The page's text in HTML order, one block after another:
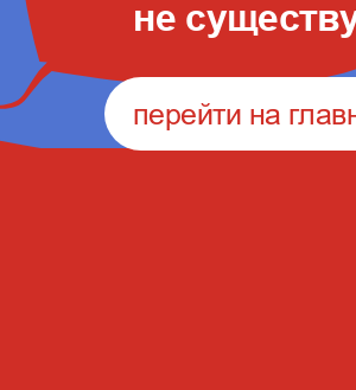
не
перейти на